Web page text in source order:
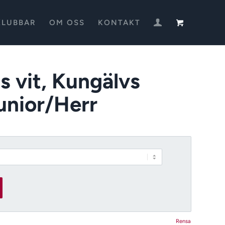
OM OSS KONTAKT
vit, Kungälvs
Herr
Rensa